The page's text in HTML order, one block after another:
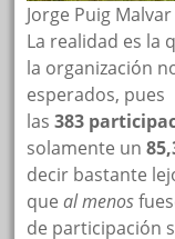
Jorge Puig
La realidad es la
la organización
esperados, pues
las383
solamente un
decir bastante
que al menos
de participación